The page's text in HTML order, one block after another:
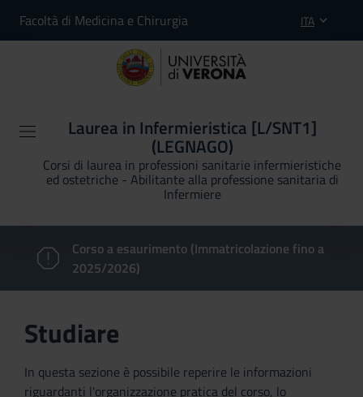
Facoltà di Medicina e Chirurgia ITA
Laurea in Infermieristica [L/SNT1]
(LEGNAGO)
Corsi di laurea in professioni sanitarie infermieristiche
ed ostetriche - Abilitante alla professione sanitaria di
Infermiere
Corso a esaurimento (Immatricolazione fino a
2025/2026)
Studiare
In questa sezione è possibile reperire le informazioni
riguardanti l'organizzazione pratica del corso, lo